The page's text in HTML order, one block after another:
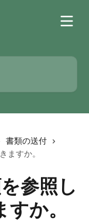
書類の送付
ますか。
参照し
か。